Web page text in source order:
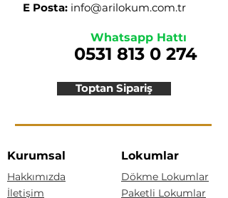
E Posta: info@arilokum.com.tr
Whatsapp Hattı
0531 813 0 274
Toptan Sipariş
Kurumsal
Hakkımızda
İletişim
Lokumlar
Dökme Lokumlar
Paketli Lokumlar